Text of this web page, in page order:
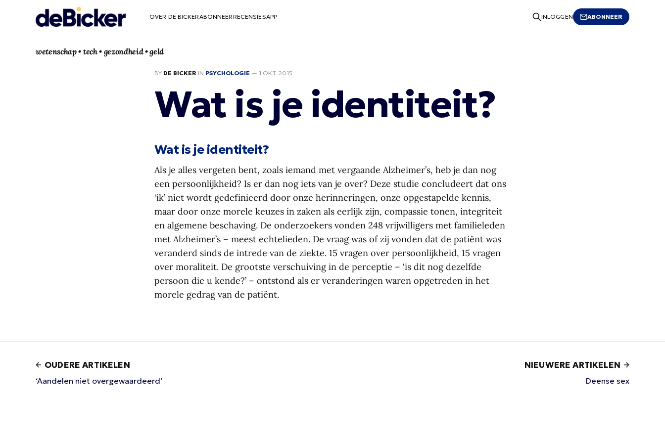
OVER DE BICKERABONNEERRECENSIESAPP INLOGGEN ABONNEER
wetenschap • tech • gezondheid • geld
BY DE BICKER IN PSYCHOLOGIE — 1 OKT. 2015
Wat is je identiteit?
Wat is je identiteit?
Als je alles vergeten bent, zoals iemand met vergaande Alzheimer’s, heb je dan nog
een persoonlijkheid? Is er dan nog iets van je over? Deze studie concludeert dat ons
‘ik’ niet wordt gedefinieerd door onze herinneringen, onze opgestapelde kennis,
maar door onze morele keuzes in zaken als eerlijk zijn, compassie tonen, integriteit
en algemene beschaving. De onderzoekers vonden 248 vrijwilligers met familieleden
met Alzheimer’s – meest echtelieden. De vraag was of zij vonden dat de patiënt was
veranderd sinds de intrede van de ziekte. 15 vragen over persoonlijkheid, 15 vragen
over moraliteit. De grootste verschuiving in de perceptie – ‘is dit nog dezelfde
persoon die u kende?’ – ontstond als er veranderingen waren opgetreden in het
morele gedrag van de patiënt.
OUDERE ARTIKELEN
‘Aandelen niet overgewaardeerd’
NIEUWERE ARTIKELEN
Deense sex